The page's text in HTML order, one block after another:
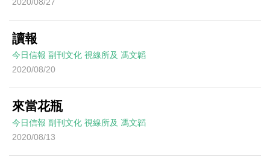
讀報
今日信報 副刊文化 視線所及 馮文韜
2020/08/20
來當花瓶
今日信報 副刊文化 視線所及 馮文韜
2020/08/13